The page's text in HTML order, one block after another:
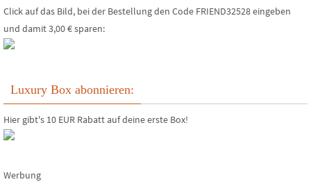
Click auf das Bild, bei der Bestellung den Code FRIEND32528 eingeben
und damit 3,00 € sparen:
Luxury Box abonnieren:
Hier gibt's 10 EUR Rabatt auf deine erste Box!
Werbung